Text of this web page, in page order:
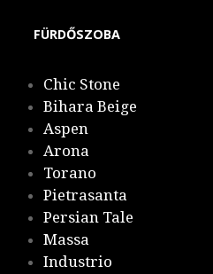
FÜRDŐSZOBA
Chic Stone
Bihara Beige
Aspen
Arona
Torano
Pietrasanta
Persian Tale
Massa
Industrio